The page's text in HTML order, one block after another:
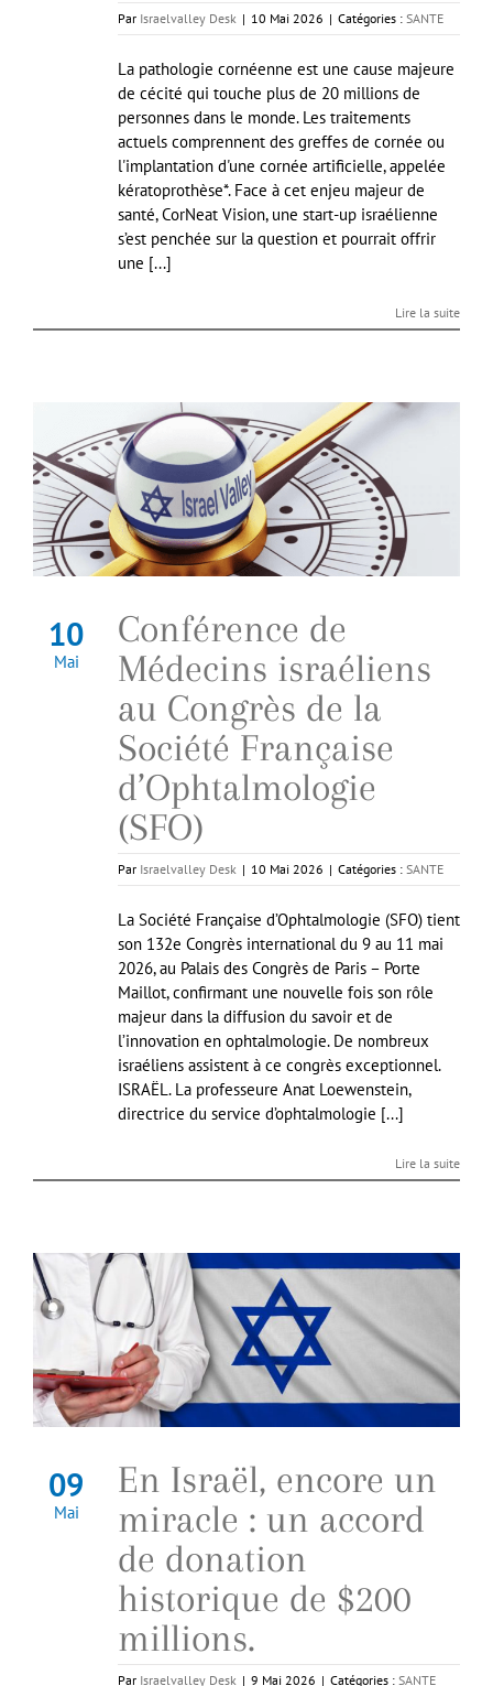
Par Israelvalley Desk | 10 Mai 2026 | Catégories : SANTE
La pathologie cornéenne est une cause majeure
de cécité qui touche plus de 20 millions de
personnes dans le monde. Les traitements
actuels comprennent des greffes de cornée ou
l'implantation d'une cornée artificielle, appelée
kératoprothèse*. Face à cet enjeu majeur de
santé, CorNeat Vision, une start-up israélienne
s’est penchée sur la question et pourrait offrir
une [...]
Lire la suite
10
Mai
Conférence de
Médecins israéliens
au Congrès de la
Société Française
d’Ophtalmologie
(SFO)
Par Israelvalley Desk | 10 Mai 2026 | Catégories : SANTE
La Société Française d’Ophtalmologie (SFO) tient
son 132e Congrès international du 9 au 11 mai
2026, au Palais des Congrès de Paris – Porte
Maillot, confirmant une nouvelle fois son rôle
majeur dans la diffusion du savoir et de
l’innovation en ophtalmologie. De nombreux
israéliens assistent à ce congrès exceptionnel.
ISRAËL. La professeure Anat Loewenstein,
directrice du service d’ophtalmologie [...]
Lire la suite
09
Mai
En Israël, encore un
miracle : un accord
de donation
historique de $200
millions.
Par Israelvalley Desk | 9 Mai 2026 | Catégories : SANTE